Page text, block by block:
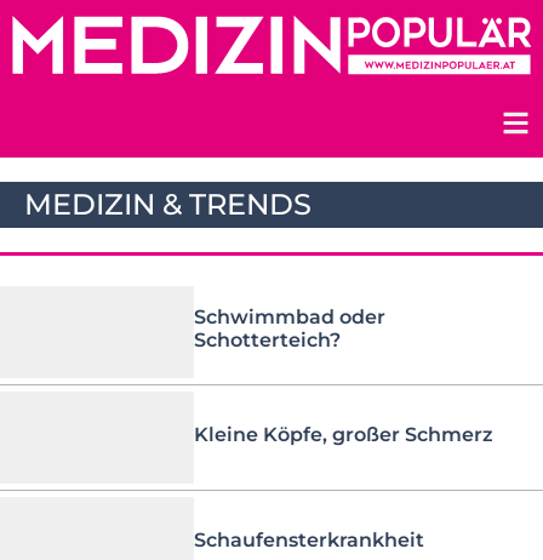
Zum
Inhalt
MEDIZIN & TRENDS
Schwimmbad oder
Schotterteich?
Kleine Köpfe, großer Schmerz
Schaufensterkrankheit